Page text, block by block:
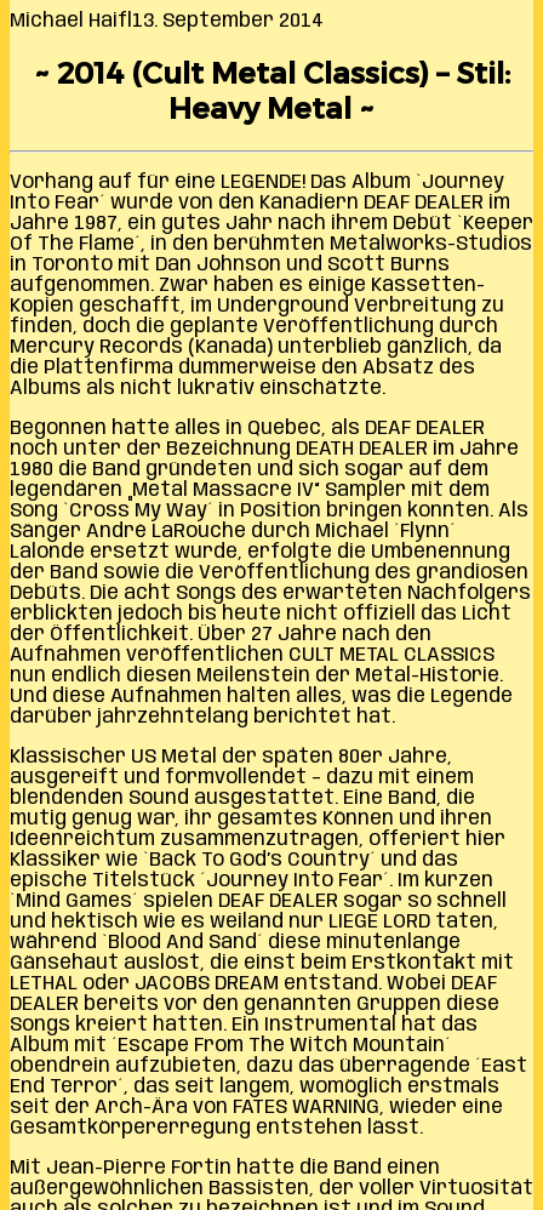
Michael Haifl 13. September 2014
~ 2014 (Cult Metal Classics) – Stil:
Heavy Metal ~
Vorhang auf für eine LEGENDE! Das Album `Journey
Into Fear´ wurde von den Kanadiern DEAF DEALER im
Jahre 1987, ein gutes Jahr nach ihrem Debüt `Keeper
Of The Flame´, in den berühmten Metalworks-Studios
in Toronto mit Dan Johnson und Scott Burns
aufgenommen. Zwar haben es einige Kassetten-
Kopien geschafft, im Underground Verbreitung zu
finden, doch die geplante Veröffentlichung durch
Mercury Records (Kanada) unterblieb gänzlich, da
die Plattenfirma dummerweise den Absatz des
Albums als nicht lukrativ einschätzte.
Begonnen hatte alles in Quebec, als DEAF DEALER
noch unter der Bezeichnung DEATH DEALER im Jahre
1980 die Band gründeten und sich sogar auf dem
legendären „Metal Massacre IV“ Sampler mit dem
Song `Cross My Way´ in Position bringen konnten. Als
Sänger André LaRouche durch Michael `Flynn´
Lalonde ersetzt wurde, erfolgte die Umbenennung
der Band sowie die Veröffentlichung des grandiosen
Debüts. Die acht Songs des erwarteten Nachfolgers
erblickten jedoch bis heute nicht offiziell das Licht
der Öffentlichkeit. Über 27 Jahre nach den
Aufnahmen veröffentlichen CULT METAL CLASSICS
nun endlich diesen Meilenstein der Metal-Historie.
Und diese Aufnahmen halten alles, was die Legende
darüber jahrzehntelang berichtet hat.
Klassischer US Metal der späten 80er Jahre,
ausgereift und formvollendet – dazu mit einem
blendenden Sound ausgestattet. Eine Band, die
mutig genug war, ihr gesamtes Können und ihren
Ideenreichtum zusammenzutragen, offeriert hier
Klassiker wie `Back To God’s Country´ und das
epische Titelstück ´Journey Into Fear´. Im kurzen
`Mind Games´ spielen DEAF DEALER sogar so schnell
und hektisch wie es weiland nur LIEGE LORD taten,
während `Blood And Sand´ diese minutenlange
Gänsehaut auslöst, die einst beim Erstkontakt mit
LETHAL oder JACOBS DREAM entstand. Wobei DEAF
DEALER bereits vor den genannten Gruppen diese
Songs kreiert hatten. Ein Instrumental hat das
Album mit ´Escape From The Witch Mountain´
obendrein aufzubieten, dazu das überragende ´East
End Terror´, das seit langem, womöglich erstmals
seit der Arch-Ära von FATES WARNING, wieder eine
Gesamtkörpererregung entstehen lässt.
Mit Jean-Pierre Fortin hatte die Band einen
außergewöhnlichen Bassisten, der voller Virtuosität